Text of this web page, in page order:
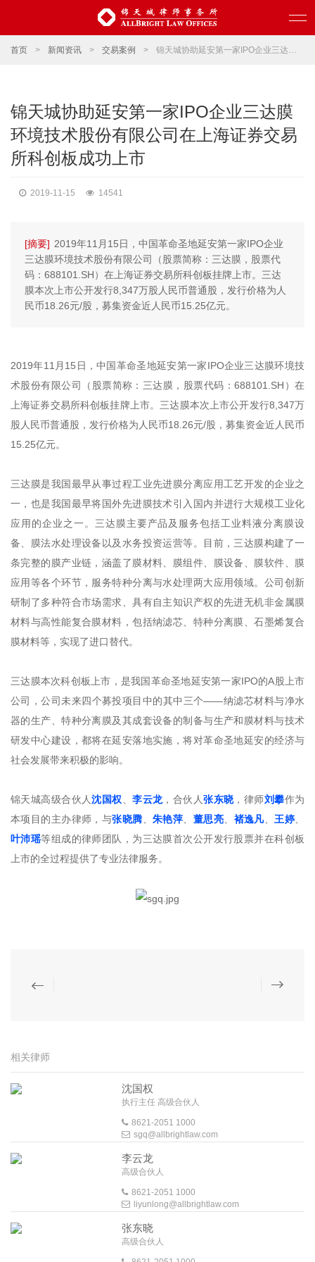
首页 > 新闻资讯 > 交易案例 > 锦天城协助延安第一家IPO企业三达膜环境技术股份有限公司在上海证券交易所科创板成功上市
锦天城协助延安第一家IPO企业三达膜
环境技术股份有限公司在上海证券交易
所科创板成功上市
2019-11-15 14541
[摘要] 2019年11月15日，中国革命圣地延安第一家IPO企业
三达膜环境技术股份有限公司（股票简称：三达膜，股票代
码：688101.SH）在上海证券交易所科创板挂牌上市。三达
膜本次上市公开发行8,347万股人民币普通股，发行价格为人
民币18.26元/股，募集资金近人民币15.25亿元。
2019年11月15日，中国革命圣地延安第一家IPO企业三达膜环境技
术股份有限公司（股票简称：三达膜，股票代码：688101.SH）在
上海证券交易所科创板挂牌上市。三达膜本次上市公开发行8,347万
股人民币普通股，发行价格为人民币18.26元/股，募集资金近人民币
15.25亿元。
三达膜是我国最早从事过程工业先进膜分离应用工艺开发的企业之
一，也是我国最早将国外先进膜技术引入国内并进行大规模工业化
应用的企业之一。三达膜主要产品及服务包括工业料液分离膜设
备、膜法水处理设备以及水务投资运营等。目前，三达膜构建了一
条完整的膜产业链，涵盖了膜材料、膜组件、膜设备、膜软件、膜
应用等各个环节，服务特种分离与水处理两大应用领域。公司创新
研制了多种符合市场需求、具有自主知识产权的先进无机非金属膜
材料与高性能复合膜材料，包括纳滤芯、特种分离膜、石墨烯复合
膜材料等，实现了进口替代。
三达膜本次科创板上市，是我国革命圣地延安第一家IPO的A股上市
公司，公司未来四个募投项目中的其中三个——纳滤芯材料与净水
器的生产、特种分离膜及其成套设备的制备与生产和膜材料与技术
研发中心建设，都将在延安落地实施，将对革命圣地延安的经济与
社会发展带来积极的影响。
锦天城高级合伙人沈国权 、李云龙 ，合伙人张东晓，律师刘攀作为
本项目的主办律师，与张晓腾 、朱艳萍 董思亮 褚逸凡、 王婷
叶沛瑶等组成的律师团队，为三达膜首次公开发行股票并在科创板
上市的全过程提供了专业法律服务。
相关律师
沈国权
执行主任 高级合伙人
8621-2051 1000
sgq@allbrightlaw.com
李云龙
高级合伙人
8621-2051 1000
liyunlong@allbrightlaw.com
张东晓
高级合伙人